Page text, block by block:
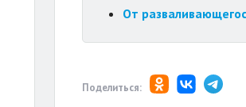
От
Поделиться: